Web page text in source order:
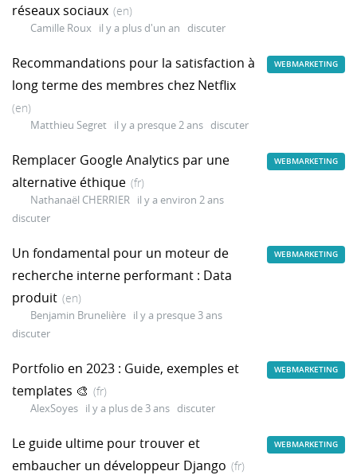
réseaux sociaux (en)
Camille Roux il y a plus d'un an discuter
Recommandations pour la satisfaction à
long terme des membres chez Netflix
(en)
Matthieu Segret il y a presque 2 ans discuter
WEBMARKETING
Remplacer Google Analytics par une
alternative éthique (fr)
Nathanaël CHERRIER il y a environ 2 ans
discuter
WEBMARKETING
Un fondamental pour un moteur de
recherche interne performant : Data
produit (en)
Benjamin Brunelière il y a presque 3 ans
discuter
WEBMARKETING
Portfolio en 2023 : Guide, exemples et
templates 🎨 (fr)
AlexSoyes il y a plus de 3 ans discuter
WEBMARKETING
Le guide ultime pour trouver et
embaucher un développeur Django (fr)
WEBMARKETING